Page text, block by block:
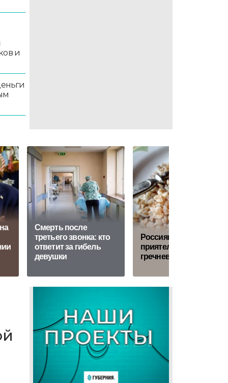
и
Смерть после
третьего звонка: кто
ответит за гибель
девушки
Россиянин убил
приятеля из-за
гречневой каши